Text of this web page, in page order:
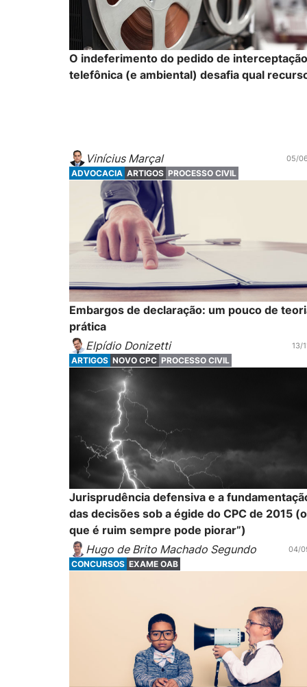
O indeferimento do pedido de interceptação
telefônica (e ambiental) desafia qual
Vinícius Marçal 05/
ADVOCACIA ARTIGOS PROCESSO CIVIL
Embargos de declaração: um pouco de
prática
Elpídio Donizetti
13/
ARTIGOS NOVO CPC PROCESSO CIVIL
Jurisprudência defensiva e a
das decisões sob a égide do CPC de 2015
que é ruim sempre pode piorar”)
Hugo de Brito Machado Segundo
04/
CONCURSOS EXAME OAB